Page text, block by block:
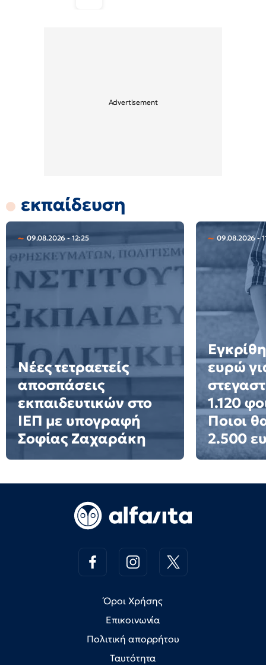
εκπαίδευση
09.08.2026 - 12:25
Νέες τετραετείς
αποσπάσεις
εκπαιδευτικών στο
ΙΕΠ με υπογραφή
Σοφίας Ζαχαράκη
09.08.2026 -
ευρώ
1.120
Ποιοι
2.500
Όροι Χρήσης
Επικοινωνία
Πολιτική απορρήτου
Ταυτότητα